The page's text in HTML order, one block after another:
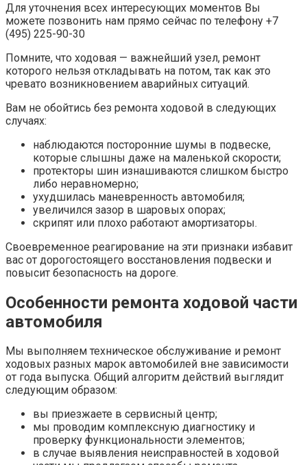
Для уточнения всех интересующих моментов Вы
можете позвонить нам прямо сейчас по телефону +7
(495) 225-90-30
Помните, что ходовая — важнейший узел, ремонт
которого нельзя откладывать на потом, так как это
чревато возникновением аварийных ситуаций.
Вам не обойтись без ремонта ходовой в следующих
случаях:
наблюдаются посторонние шумы в подвеске,
которые слышны даже на маленькой скорости;
протекторы шин изнашиваются слишком быстро
либо неравномерно;
ухудшилась маневренность автомобиля;
увеличился зазор в шаровых опорах;
скрипят или плохо работают амортизаторы.
Своевременное реагирование на эти признаки избавит
вас от дорогостоящего восстановления подвески и
повысит безопасность на дороге.
Особенности ремонта ходовой части
автомобиля
Мы выполняем техническое обслуживание и ремонт
ходовых разных марок автомобилей вне зависимости
от года выпуска. Общий алгоритм действий выглядит
следующим образом:
вы приезжаете в сервисный центр;
мы проводим комплексную диагностику и
проверку функциональности элементов;
в случае выявления неисправностей в ходовой